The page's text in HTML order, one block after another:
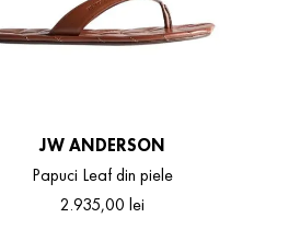
JW ANDERSON
Papuci Leaf din piele
2.935,00 lei